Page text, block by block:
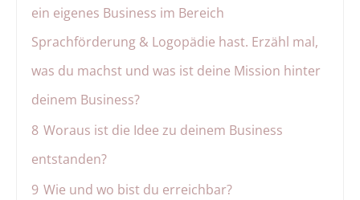
ein eigenes Business im Bereich
Sprachförderung & Logopädie hast. Erzähl mal,
was du machst und was ist deine Mission hinter
deinem Business?
8 Woraus ist die Idee zu deinem Business
entstanden?
9 Wie und wo bist du erreichbar?